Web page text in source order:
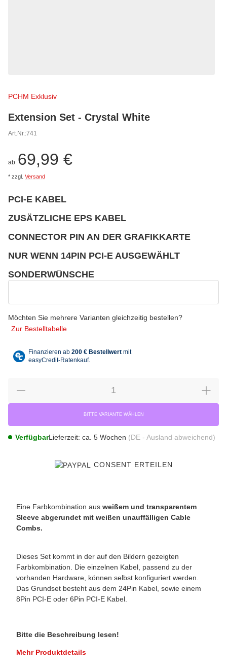
PCHM Exklusiv
Extension Set - Crystal White
Art.Nr.:741
ab 69,99 €
* zzgl. Versand
PCI-E KABEL
ZUSÄTZLICHE EPS KABEL
CONNECTOR PIN AN DER GRAFIKKARTE
NUR WENN 14PIN PCI-E AUSGEWÄHLT
SONDERWÜNSCHE
Möchten Sie mehrere Varianten gleichzeitig bestellen?
Zur Bestelltabelle
BITTE VARIANTE WÄHLEN
VerfügbarLieferzeit: ca. 5 Wochen (DE - Ausland abweichend)
CONSENT ERTEILEN
Eine Farbkombination aus weißem und transparentem
Sleeve abgerundet mit weißen unauffälligen Cable
Combs.
Dieses Set kommt in der auf den Bildern gezeigten
Farbkombination. Die einzelnen Kabel, passend zu der
vorhanden Hardware, können selbst konfiguriert werden.
Das Grundset besteht aus dem 24Pin Kabel, sowie einem
8Pin PCI-E oder 6Pin PCI-E Kabel.
Bitte die Beschreibung lesen!
Mehr Produktdetails